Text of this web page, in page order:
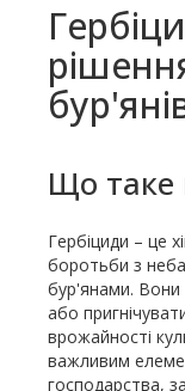
Що таке
Гербіциди – це
боротьби з
бур'янами.
або
врожайності
важливим
господарства,